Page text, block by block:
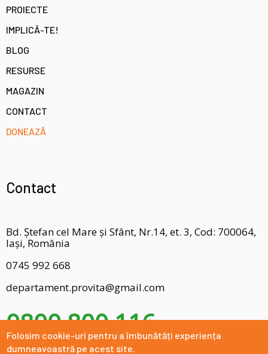
PROIECTE
IMPLICĂ-TE!
BLOG
RESURSE
MAGAZIN
CONTACT
DONEAZĂ
Contact
Bd. Ștefan cel Mare și Sfânt, Nr.14, et. 3, Cod: 700064,
Iași, România
0745 992 668
departament.provita@gmail.com
0800 800 116
Folosim cookie-uri pentru a îmbunătăți experiența
dumneavoastră pe acest site.